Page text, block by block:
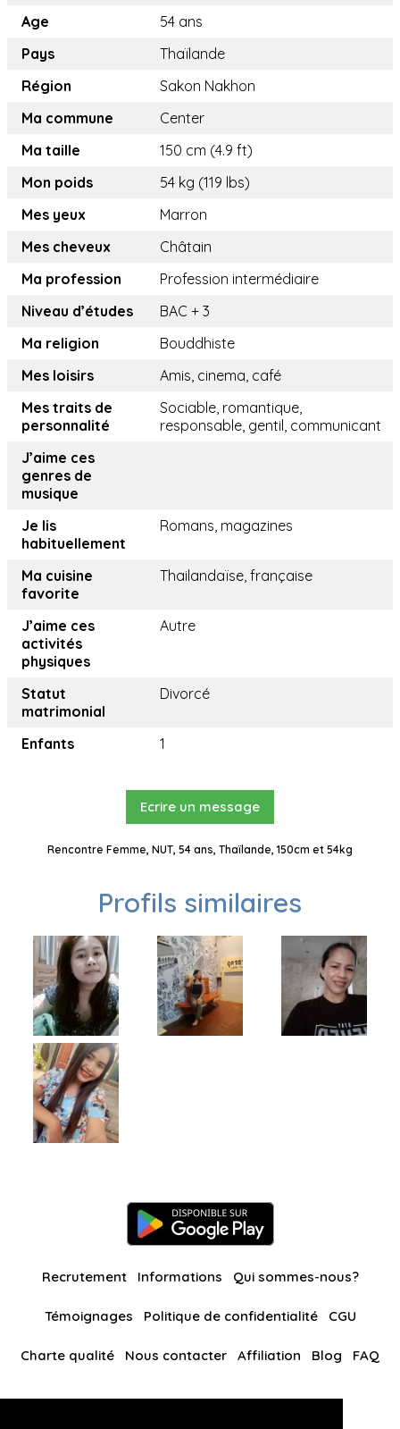
Age
54 ans
Pays
Thaïlande
Région
Sakon Nakhon
Ma commune
Center
Ma taille
150 cm (4.9 ft)
Mon poids
54 kg (119 lbs)
Mes yeux
Marron
Mes cheveux
Châtain
Ma profession
Profession intermédiaire
Niveau d’études
BAC + 3
Ma religion
Bouddhiste
Mes loisirs
Amis, cinema, café
Mes traits de
personnalité
Sociable, romantique,
responsable, gentil, communicant
J’aime ces
genres de
musique
Je lis
habituellement
Romans, magazines
Ma cuisine
favorite
Thailandaïse, française
J’aime ces
activités
physiques
Autre
Statut
matrimonial
Divorcé
Enfants 1
Ecrire un message
Rencontre Femme, NUT, 54 ans, Thaïlande, 150cm et 54kg
Profils similaires
Recrutement Informations Qui sommes-nous?
Témoignages Politique de confidentialité CGU
Charte qualité Nous contacter Affiliation Blog FAQ